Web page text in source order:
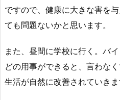
ですので、健康に大きな害を
ても問題ないかと思います。
また、昼間に学校に行く。バ
どの用事ができると、言わな
生活が自然に改善されていきま